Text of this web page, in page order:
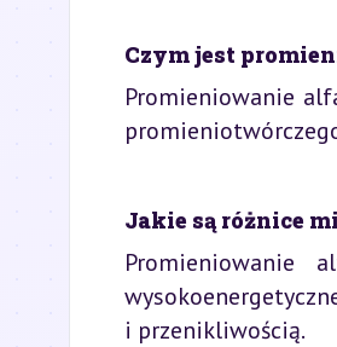
Czym jest
Promieniowanie
Jakie są różnice
i przenikliwością.